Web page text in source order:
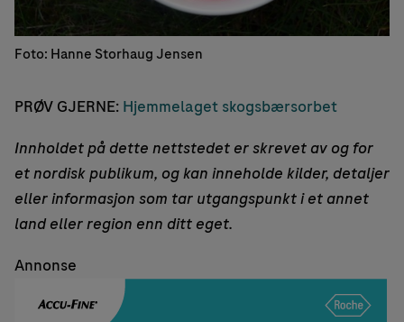
Foto: Hanne Storhaug Jensen
PRØV GJERNE: Hjemmelaget skogsbærsorbet
Innholdet på dette nettstedet er skrevet av og for
et nordisk publikum, og kan inneholde kilder, detaljer
eller informasjon som tar utgangspunkt i et annet
land eller region enn ditt eget.
Annonse